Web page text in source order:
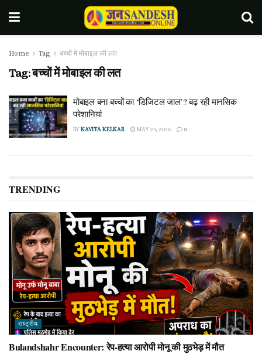
Home Tag बच्चों में मोबाइल की लत
Tag:बच्चों में मोबाइल की लत
मोबाइल बना बच्चों का ‘डिजिटल जाल’? बढ़ रही मानसिक
परेशानियां
BYKAVITA KELKAR MAY 29, 2026 0
TRENDING
राष्ट्रीय
Bulandshahr Encounter: रेप-हत्या आरोपी मोनू की मुठभेड़ में मौत